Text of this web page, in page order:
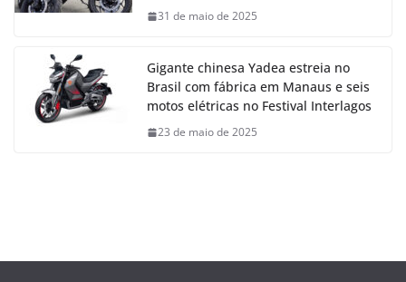
31 de maio de 2025
Gigante chinesa Yadea estreia no
Brasil com fábrica em Manaus e seis
motos elétricas no Festival Interlagos
23 de maio de 2025